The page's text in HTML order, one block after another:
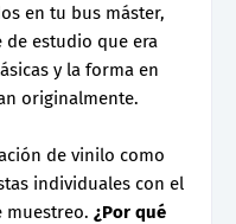
en tu bus máster,
estudio que era
y la forma en
originalmente.
de vinilo como
individuales con el
muestreo. ¿Por qué